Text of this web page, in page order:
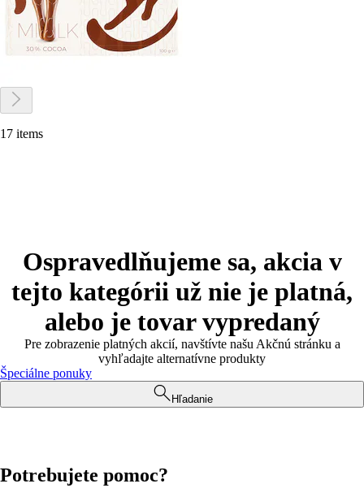
17 items
Ospravedlňujeme sa, akcia v
tejto kategórii už nie je platná,
alebo je tovar vypredaný
Pre zobrazenie platných akcií, navštívte našu Akčnú stránku a
vyhľadajte alternatívne produkty
Špeciálne ponuky
Hľadanie
Potrebujete pomoc?